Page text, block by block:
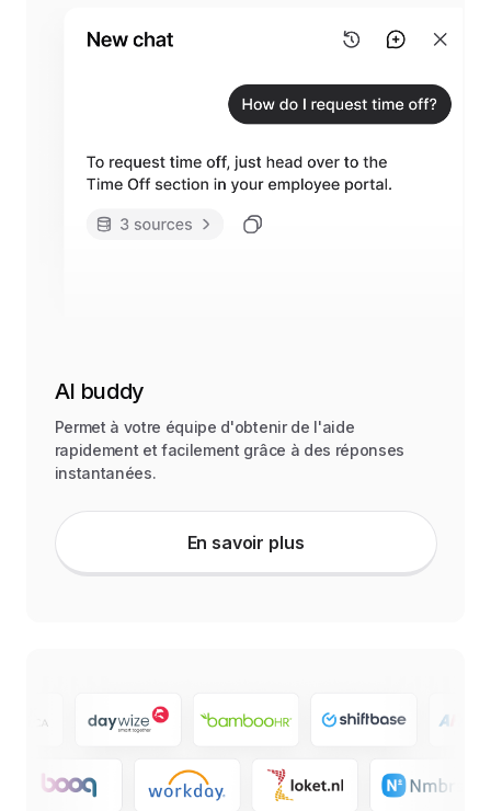
AI buddy
Permet à votre équipe d'obtenir de l'aide
rapidement et facilement grâce à des réponses
instantanées.
En savoir plus